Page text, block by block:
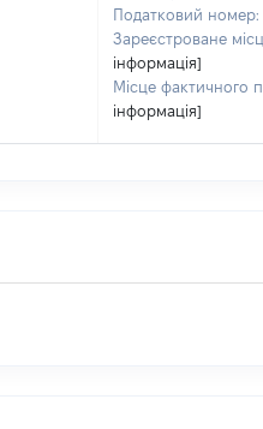
Податковий номер:
Зареєстроване
інформація]
Місце фактичного
інформація]